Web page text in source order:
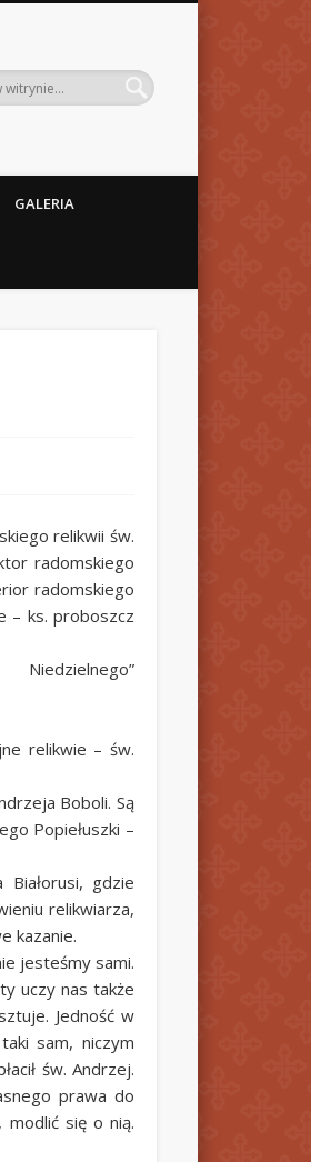
GALERIA
relikwii św.
radomskiego
radomskiego
– ks. proboszcz
relikwie – św.
Boboli. Są
Popiełuszki –
gdzie
relikwiarza,
kazanie.
jesteśmy sami.
uczy nas także
Jedność w
sam, niczym
św. Andrzej.
prawa do
modlić się o nią.